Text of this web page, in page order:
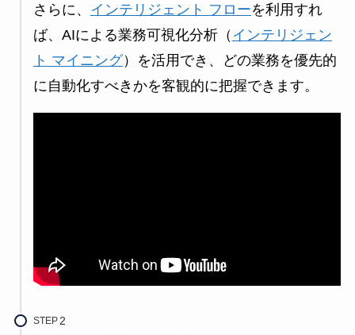
さらに、 インテリジェント フローを利用すれ
ば、AIによる業務可視化分析（ インテリジェン
ト マイニング）を活用でき、どの業務を優先的
に自動化すべきかを客観的に把握できます。
STEP